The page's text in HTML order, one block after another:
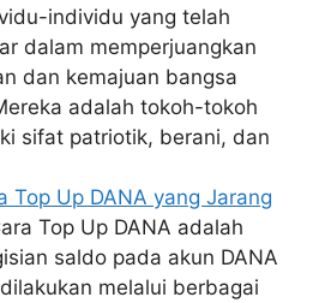
individu yang telah
dalam memperjuangkan
dan kemajuan bangsa
adalah tokoh-tokoh
sifat patriotik, berani, dan
Top Up DANA yang Jarang
Top Up DANA adalah
saldo pada akun DANA
melalui berbagai